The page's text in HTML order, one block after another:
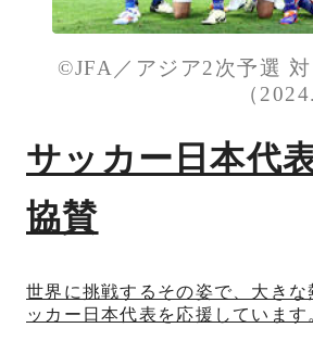
©JFA／アジア2次予選
（
サッカー日本代
協賛
世界に挑戦するその姿で、大きな
ッカー日本代表を応援しています